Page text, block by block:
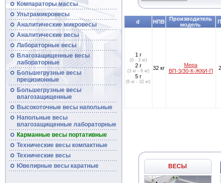
Компараторы массы
Ультрамикровесы
Аналитические микровесы
Аналитические весы
Лабораторные весы
Влагозащищенные весы
лабораторные
Большегрузные весы
прецизионные
Большегрузные весы
влагозащищенные
Высокоточные весынапольные
Напольные весы
влагозащищенные лабораторные
Карманные весы портативные
Технические весыкомпактные
Технические весы
Ювелирные весы каратные
d НПВ
Производитель
модель
1 г
(0 - 3 кг)
2 г
(3 кг - 6 кг)
5 г
(6 кг - 32 кг)
32 кг
Мера
ВП-3/30-К-ЖКИ-П
ВЕСЫ